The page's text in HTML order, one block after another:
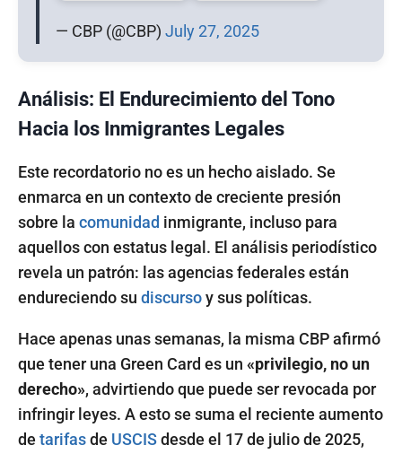
— CBP (@CBP) July 27, 2025
Análisis: El Endurecimiento del Tono
Hacia los Inmigrantes Legales
Este recordatorio no es un hecho aislado. Se
enmarca en un contexto de creciente presión
sobre la comunidad inmigrante, incluso para
aquellos con estatus legal. El análisis periodístico
revela un patrón: las agencias federales están
endureciendo su discursoy sus políticas.
Hace apenas unas semanas, la misma CBP afirmó
que tener una Green Card es un «privilegio, no un
derecho», advirtiendo que puede ser revocada por
infringir leyes. A esto se suma el reciente aumento
de tarifasde USCISdesde el 17 de julio de 2025,